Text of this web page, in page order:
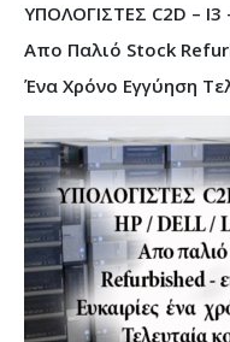
ΥΠΟΛΟΓΙΣΤΕΣ C2D – I3
Απο Παλιό Stock
Ένα Χρόνο Εγγύηση